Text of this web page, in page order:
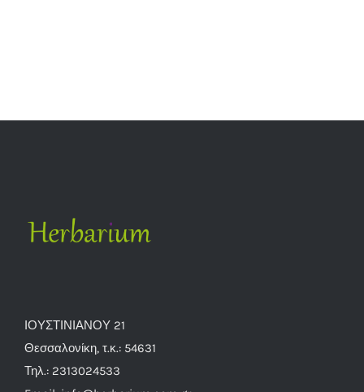
ΙΟΥΣΤΙΝΙΑΝΟΥ 21
Θεσσαλονίκη, τ.κ.: 54631
Τηλ.: 2313024533